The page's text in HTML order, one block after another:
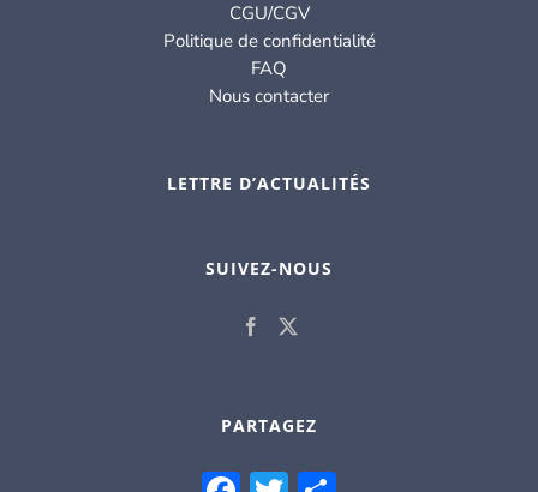
CGU/CGV
Politique de confidentialité
FAQ
Nous contacter
LETTRE D’ACTUALITÉS
SUIVEZ-NOUS
PARTAGEZ